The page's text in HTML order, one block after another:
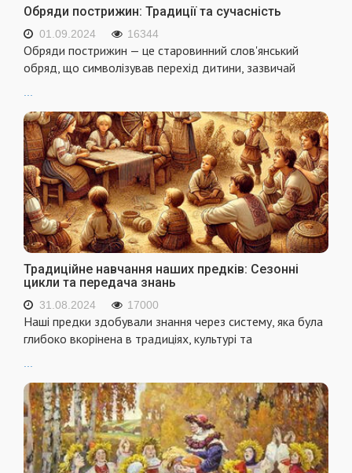
Обряди пострижин: Традиції та сучасність
01.09.2024 16344
Обряди пострижин — це старовинний слов'янський
обряд, що символізував перехід дитини, зазвичай
Традиційне навчання наших предків: Сезонні
цикли та передача знань
31.08.2024 17000
Наші предки здобували знання через систему, яка була
глибоко вкорінена в традиціях, культурі та
...